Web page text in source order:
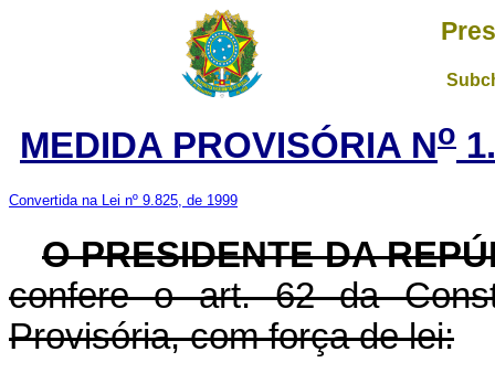
MEDIDA PROVISÓRIA No
Convertida na Lei nº 9.825, de 1999
O PRESIDENTE DA
confere o art. 62 da
Provisória, com força de lei: